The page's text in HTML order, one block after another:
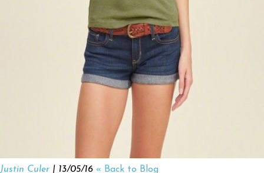
Justin Culer | 13/05/16 « Back to Blog